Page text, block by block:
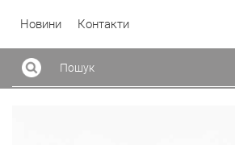
Новини Контакти